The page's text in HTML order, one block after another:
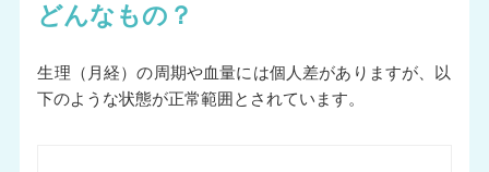
どんなもの？
生理（月経）の周期や血量には個人差がありますが、以
下のような状態が正常範囲とされています。